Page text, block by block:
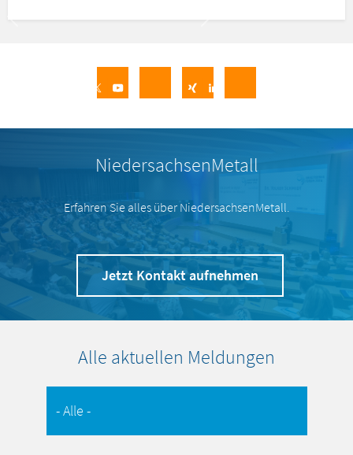
NiedersachsenMetall
Erfahren Sie alles über NiedersachsenMetall.
Jetzt Kontakt aufnehmen
Alle aktuellen Meldungen